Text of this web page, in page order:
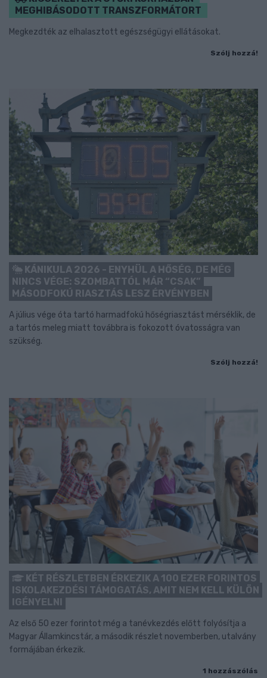
MEGHIBÁSODOTT TRANSZFORMÁTORT
Megkezdték az elhalasztott egészségügyi ellátásokat.
Szólj hozzá!
KÁNIKULA 2026 - ENYHÜL A HŐSÉG, DE MÉG
NINCS VÉGE: SZOMBATTÓL MÁR “CSAK”
MÁSODFOKÚ RIASZTÁS LESZ ÉRVÉNYBEN
A július vége óta tartó harmadfokú hőségriasztást mérséklik, de
a tartós meleg miatt továbbra is fokozott óvatosságra van
szükség.
Szólj hozzá!
KÉT RÉSZLETBEN ÉRKEZIK A 100 EZER FORINTOS
ISKOLAKEZDÉSI TÁMOGATÁS, AMIT NEM KELL KÜLÖN
IGÉNYELNI
Az első 50 ezer forintot még a tanévkezdés előtt folyósítja a
Magyar Államkincstár, a második részlet novemberben, utalvány
formájában érkezik.
1 hozzászólás